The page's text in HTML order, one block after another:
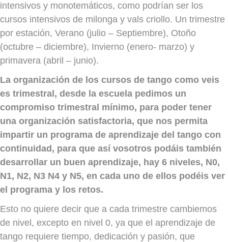
intensivos y monotemáticos, como podrían ser los
cursos intensivos de milonga y vals criollo. Un trimestre
por estación, Verano (julio – Septiembre), Otoño
(octubre – diciembre), Invierno (enero- marzo) y
primavera (abril – junio).
La organización de los cursos de tango como veis
es trimestral, desde la escuela pedimos un
compromiso trimestral mínimo, para poder tener
una organización satisfactoria, que nos permita
impartir un programa de aprendizaje del tango con
continuidad, para que así vosotros podáis también
desarrollar un buen aprendizaje, hay 6 niveles, N0,
N1, N2, N3 N4 y N5, en cada uno de ellos podéis ver
el programa y los retos.
Esto no quiere decir que a cada trimestre cambiemos
de nivel, excepto en nivel 0, ya que el aprendizaje de
tango requiere tiempo, dedicación y pasión, que